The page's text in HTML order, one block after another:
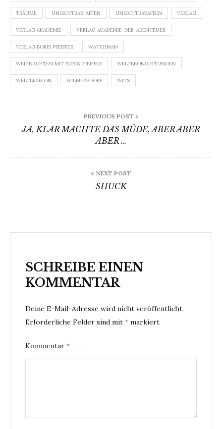
TRÄUME UNSICHTBAR-AFFEN UNSICHTBARAFFEN VERLAG
VERLAG AKADEMIE VERLAG AKADEMIE-DER-ABENTEUER
VERLAG BORIS PFEIFFER WATCHMAN
WEIHNACHTEN MIT BORIS PFEIFFER WELTBEOBACHTUNGEN
WELTLEXIKON WILMERSDORF WITZ
PREVIOUS POST »
JA, KLAR MACHTE DAS MÜDE, ABER ABER
ABER …
« NEXT POST
SHUCK
SCHREIBE EINEN
KOMMENTAR
Deine E-Mail-Adresse wird nicht veröffentlicht.
Erforderliche Felder sind mit * markiert
Kommentar *